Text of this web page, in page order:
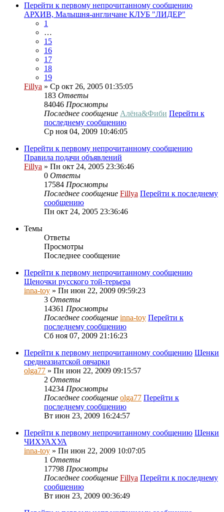
Перейти к первому непрочитанному сообщению
АРХИВ, Малышня-англичане КЛУБ "ЛИДЕР"
1
…
15
16
17
18
19
Fillya » Ср окт 26, 2005 01:35:05
183 Ответы
84046 Просмотры
Последнее сообщение Алёна&Фиби Перейти к
последнему сообщению
Ср ноя 04, 2009 10:46:05
Перейти к первому непрочитанному сообщению
Правила подачи объявлений
Fillya » Пн окт 24, 2005 23:36:46
0 Ответы
17584 Просмотры
Последнее сообщение Fillya Перейти к последнему
сообщению
Пн окт 24, 2005 23:36:46
Темы
Ответы
Просмотры
Последнее сообщение
Перейти к первому непрочитанному сообщению
Щеночки русского той-терьера
inna-toy » Пн июн 22, 2009 09:59:23
3 Ответы
14361 Просмотры
Последнее сообщение inna-toy Перейти к
последнему сообщению
Сб ноя 07, 2009 21:16:23
Перейти к первому непрочитанному сообщению Щенки
среднеазиатской овчарки
olga77 » Пн июн 22, 2009 09:15:57
2 Ответы
14234 Просмотры
Последнее сообщение olga77 Перейти к
последнему сообщению
Вт июн 23, 2009 16:24:57
Перейти к первому непрочитанному сообщению Щенки
ЧИХУАХУА
inna-toy » Пн июн 22, 2009 10:07:05
1 Ответы
17798 Просмотры
Последнее сообщение Fillya Перейти к последнему
сообщению
Вт июн 23, 2009 00:36:49